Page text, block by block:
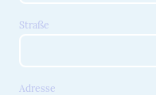
Straße
Adresse